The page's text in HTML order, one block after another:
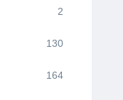
2
130
164